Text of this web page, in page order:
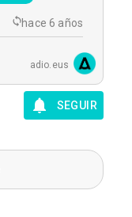
hace 6 años
adio.eus
SEGUIR